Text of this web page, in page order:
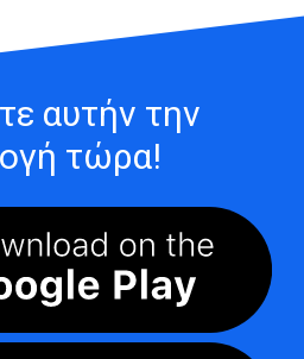
αυτήν την
τώρα!